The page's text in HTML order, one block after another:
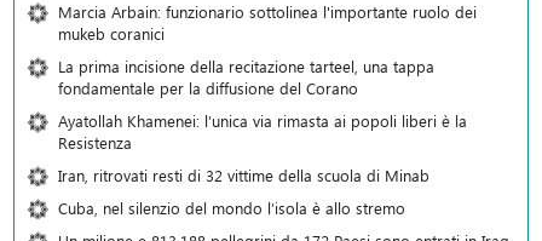
Marcia Arbain: funzionario sottolinea l'importante ruolo dei
mukeb coranici
La prima incisione della recitazione tarteel, una tappa
fondamentale per la diffusione del Corano
Ayatollah Khamenei: l’unica via rimasta ai popoli liberi è la
Resistenza
Iran, ritrovati resti di 32 vittime della scuola di Minab
Cuba, nel silenzio del mondo l’isola è allo stremo